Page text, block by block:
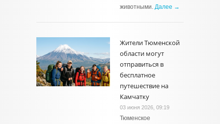
животными. Далее →
Жители Тюменской
области могут
отправиться в
бесплатное
путешествие на
Камчатку
03 июня 2026, 09:19
Тюменское